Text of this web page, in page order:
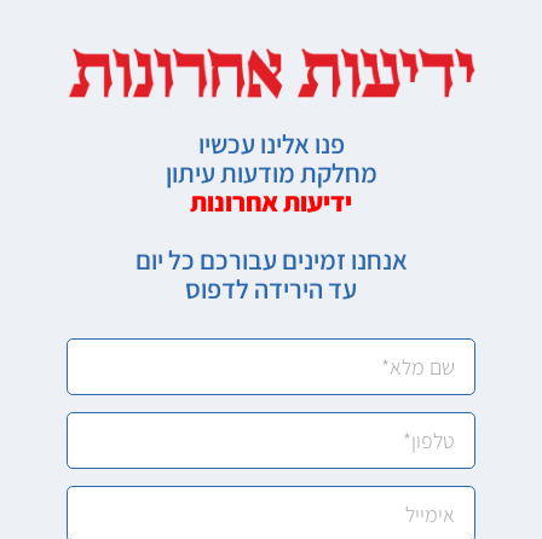
פנו אלינו עכשיו
מחלקת מודעות עיתון
ידיעות אחרונות
אנחנו זמינים עבורכם כל יום
עד הירידה לדפוס